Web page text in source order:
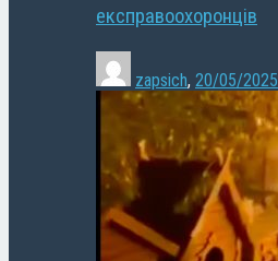
експравоохоронців
zapsich, 20/05/2025